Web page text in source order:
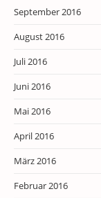
September 2016
August 2016
Juli 2016
Juni 2016
Mai 2016
April 2016
März 2016
Februar 2016